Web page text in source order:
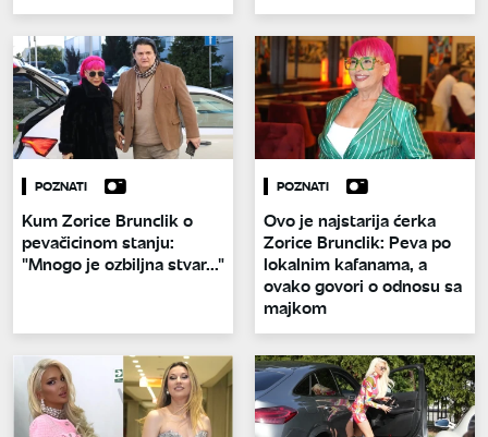
POZNATI
Kum Zorice Brunclik o
pevačicinom stanju:
"Mnogo je ozbiljna stvar..."
POZNATI
Ovo je najstarija ćerka
Zorice Brunclik: Peva po
lokalnim kafanama, a
ovako govori o odnosu sa
majkom